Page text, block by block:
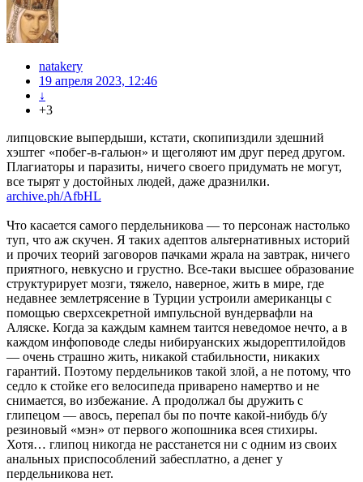
natakery
19 апреля 2023, 12:46
↓
+3
липцовские выпердыши, кстати, скопипиздили здешний
хэштег «побег-в-гальюн» и щеголяют им друг перед другом.
Плагиаторы и паразиты, ничего своего придумать не могут,
все тырят у достойных людей, даже дразнилки.
archive.ph/AfbHL
Что касается самого пердельникова — то персонаж настолько
туп, что аж скучен. Я таких адептов альтернативных историй
и прочих теорий заговоров пачками жрала на завтрак, ничего
приятного, невкусно и грустно. Все-таки высшее образование
структурирует мозги, тяжело, наверное, жить в мире, где
недавнее землетрясение в Турции устроили американцы с
помощью сверхсекретной импульсной вундервафли на
Аляске. Когда за каждым камнем таится неведомое нечто, а в
каждом инфоповоде следы нибируанских жыдорептилойдов
— очень страшно жить, никакой стабильности, никаких
гарантий. Поэтому пердельников такой злой, а не потому, что
седло к стойке его велосипеда приварено намертво и не
снимается, во избежание. А продолжал бы дружить с
глипецом — авось, перепал бы по почте какой-нибудь б/у
резиновый «мэн» от первого жопошника всея стихиры.
Хотя… глипоц никогда не расстанется ни с одним из своих
анальных приспособлений забесплатно, а денег у
пердельникова нет.